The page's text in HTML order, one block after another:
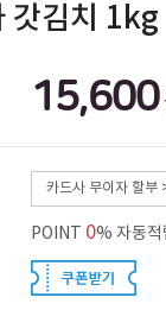
갓김치 1kg
15,600
카드사 무이자 할부
POINT 0% 자동적